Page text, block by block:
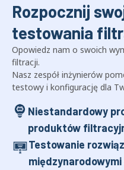
Rozpocznij
testowania
Opowiedz nam o swoich
filtracji.
Nasz zespół inżynierów
testowy i konfigurację dla
Niestandardowy
produktów
Testowanie